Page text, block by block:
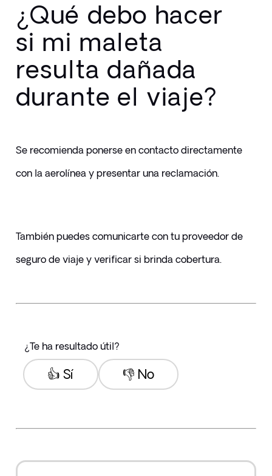
¿Qué debo hacer
si mi maleta
resulta dañada
durante el viaje?
Se recomienda ponerse en contacto directamente
con la aerolínea y presentar una reclamación.
También puedes comunicarte con tu proveedor de
seguro de viaje y verificar si brinda cobertura.
¿Te ha resultado útil?
👎 No
👍 Sí